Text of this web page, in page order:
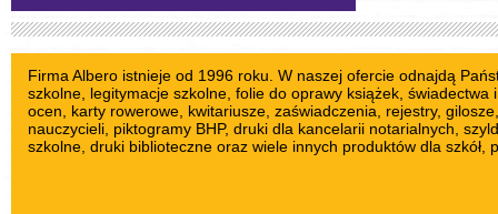
Firma Albero istnieje od 1996 roku. W naszej ofercie odnajdą
szkolne , legitymacje szkolne, folie do oprawy książek ,
ocen, karty rowerowe kwitariusze , zaświadczenia, rejestry, gilosze
nauczycieli piktogramy BHP, druki dla kancelarii notarialnych,
szkolne , druki biblioteczne oraz wiele innych produktów dla szkół,